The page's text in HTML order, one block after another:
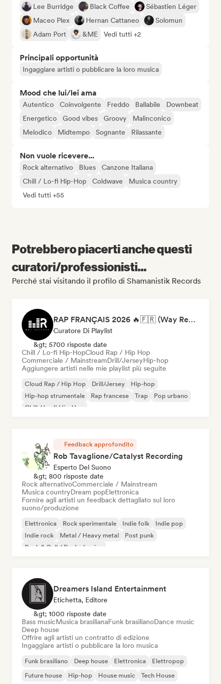
Lee Burridge Black Coffee
Sébastien Léger
Maceo Plex
Hernan Cattaneo
Solomun
Adam Port
&ME Vedi tutti +2
Principali opportunità
Ingaggiare artisti o pubblicare la loro musica
Mood che lui/lei ama
Autentico Coinvolgente Freddo Ballabile
Downbeat
Energetico
Good vibes Groovy
Malinconico
Melodico
Midtempo Sognante Rilassante
Non vuole ricevere...
Rock alternativo Blues
Canzone Italiana
Chill / Lo-fi Hip-Hop
Coldwave
Musica country
Vedi tutti +55
Potrebbero piacerti anche questi
curatori/professionisti...
Perché stai visitando il profilo di Shamanistik Records
RAP FRANÇAIS 2026 🔥🇫🇷 (Way Records)
Curatore Di Playlist
&gt; 5700 risposte date
Chill / Lo-fi Hip-HopCloud Rap / Hip Hop
Commerciale / MainstreamDrill/JerseyHip-hop
Aggiungere artisti nelle mie playlist più seguite
Cloud Rap / Hip Hop Drill/Jersey
Hip-hop
Hip-hop strumentale
Rap francese Trap
Pop urbano
Chill / Lo-fi Hip-Hop
Feedback approfondito
Rob Tavaglione/Catalyst Recording
Esperto Del Suono
&gt; 800 risposte date
Rock alternativoCommerciale / Mainstream
Musica countryDream popElettronica
Fornire agli artisti un feedback dettagliato sul loro
suono/produzione
Elettronica Rock sperimentale Indie folk
Indie pop
Indie rock
Metal / Heavy metal
Post punk
Rock & Roll / Rock classico
Dreamers Island Entertainment
Etichetta, Editore
&gt; 1000 risposte date
Bass musicMusica brasilianaFunk brasilianoDance music
Deep house
Offrire agli artisti un contratto di edizione
Ingaggiare artisti o pubblicare la loro musica
Funk brasiliano Deep house Elettronica
Elettropop
Future house
Hip-hop House music Tech House